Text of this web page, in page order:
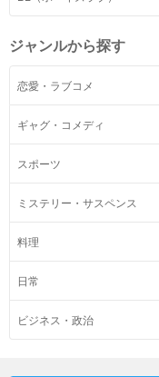
ジャンルから探す
恋愛・ラブコメ
ギャグ・コメディ
スポーツ
ミステリー・サスペンス
料理
日常
ビジネス・政治